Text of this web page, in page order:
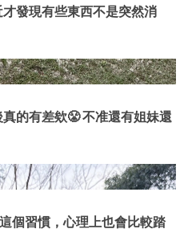
才發現有些東西不是突然消
的有差欸😤 不准還有姐妹還
個習慣，心理上也會比較踏